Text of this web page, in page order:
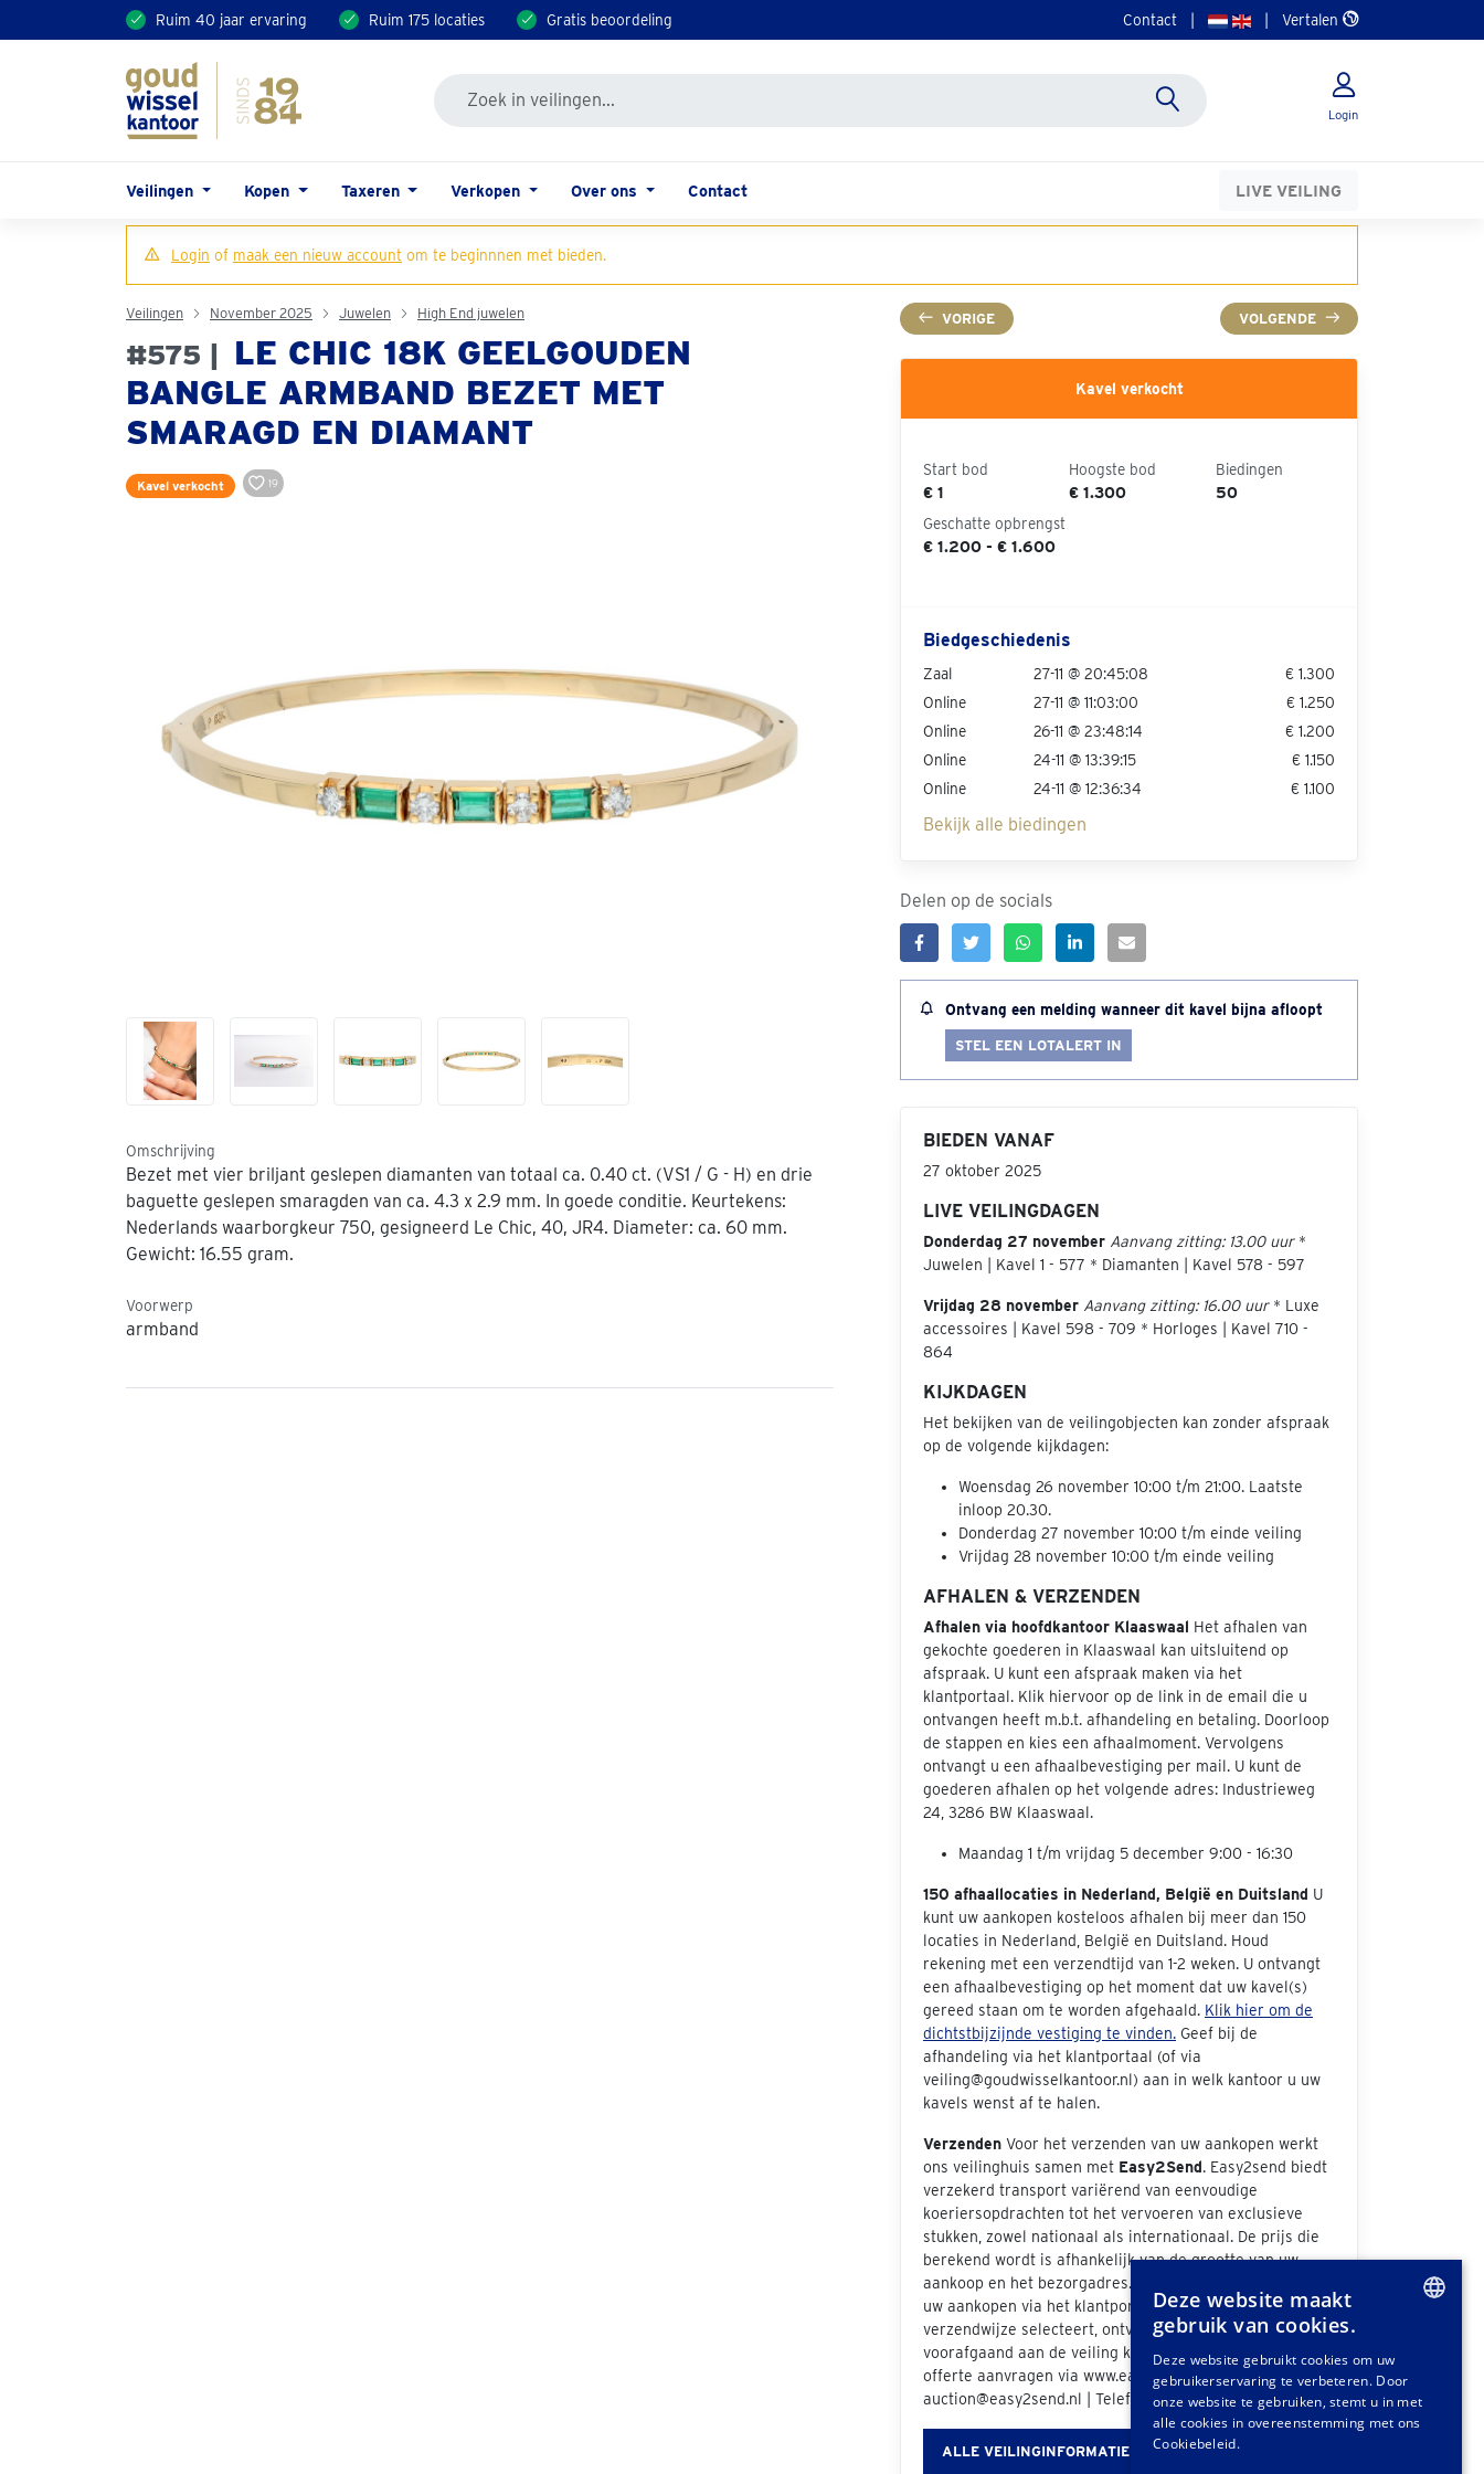
Ruim 40 jaar ervaring Ruim 175 locaties Gratis beoordeling Contact Vertalen
Login
Veilingen Kopen Taxeren Verkopen Over ons Contact LIVE VEILING
Login of maak een nieuw account om te beginnnen met bieden.
VORIGE VOLGENDE
Veilingen November 2025 Juwelen High End juwelen
#575 |
LE CHIC 18K GEELGOUDEN
BANGLE ARMBAND BEZET MET
SMARAGD EN DIAMANT
Kavel verkocht 19
Omschrijving
Bezet met vier briljant geslepen diamanten van totaal ca. 0.40 ct. (VS1 / G - H) en drie
baguette geslepen smaragden van ca. 4.3 x 2.9 mm. In goede conditie. Keurtekens:
Nederlands waarborgkeur 750, gesigneerd Le Chic, 40, JR4. Diameter: ca. 60 mm.
Gewicht: 16.55 gram.
Voorwerp
armband
Kavel verkocht
Start bod
€ 1
Hoogste bod
€ 1.300
Biedingen
50
Geschatte opbrengst
€ 1.200 - € 1.600
Biedgeschiedenis
Zaal 27-11 @ 20:45:08
€ 1.300
Online
27-11 @ 11:03:00
€ 1.250
Online
26-11 @ 23:48:14
€ 1.200
Online
24-11 @ 13:39:15
€ 1.150
Online
24-11 @ 12:36:34 € 1.100
Bekijk alle biedingen
Delen op de socials
Ontvang een melding wanneer dit kavel bijna afloopt
STEL EEN LOTALERT IN
BIEDEN VANAF
27 oktober 2025
LIVE VEILINGDAGEN
Donderdag 27 november Aanvang zitting: 13.00 uur*
Juwelen | Kavel 1 - 577 * Diamanten | Kavel 578 - 597
Vrijdag 28 november Aanvang zitting: 16.00 uur* Luxe
accessoires | Kavel 598 - 709 * Horloges | Kavel 710 -
864
KIJKDAGEN
Het bekijken van de veilingobjecten kan zonder afspraak
op de volgende kijkdagen:
Woensdag 26 november 10:00 t/m 21:00. Laatste
inloop 20.30.
Donderdag 27 november 10:00 t/m einde veiling
Vrijdag 28 november 10:00 t/m einde veiling
AFHALEN & VERZENDEN
Afhalen via hoofdkantoor Klaaswaal Het afhalen van
gekochte goederen in Klaaswaal kan uitsluitend op
afspraak. U kunt een afspraak maken via het
klantportaal. Klik hiervoor op de link in de email die u
ontvangen heeft m.b.t. afhandeling en betaling. Doorloop
de stappen en kies een afhaalmoment. Vervolgens
ontvangt u een afhaalbevestiging per mail. U kunt de
goederen afhalen op het volgende adres: Industrieweg
24, 3286 BW Klaaswaal.
Maandag 1 t/m vrijdag 5 december 9:00 - 16:30
150 afhaallocaties in Nederland, België en Duitsland U
kunt uw aankopen kosteloos afhalen bij meer dan 150
locaties in Nederland, België en Duitsland. Houd
rekening met een verzendtijd van 1-2 weken. U ontvangt
een afhaalbevestiging op het moment dat uw kavel(s)
gereed staan om te worden afgehaald. Klik hier om de
dichtstbijzijnde vestiging te vinden. Geef bij de
afhandeling via het klantportaal (of via
veiling@goudwisselkantoor.nl) aan in welk kantoor u uw
kavels wenst af te halen.
Verzenden Voor het verzenden van uw aankopen werkt
ons veilinghuis samen met Easy2Send. Easy2send biedt
verzekerd transport variërend van eenvoudige
koeriersopdrachten tot het vervoeren van exclusieve
stukken, zowel nationaal als internationaal. De prijs die
berekend wordt is afhankelijk van de grootte van uw
aankoop en het bezorgadres. Als u bij de afhandeling van
uw aankopen via het klantportaal "Easy2Send" als
verzendwijze selecteert, ontvangt u een offerte. Ook
voorafgaand aan de veiling kunt u vrijblijvend een
offerte aanvragen via www.easy2send.nl/veilingen |
auction@easy2send.nl | Telefoon: (+31) 88 330 0999.
ALLE VEILINGINFORMATIE
GERMAN
FRENCH
Deze website maakt
gebruik van cookies.
Deze website gebruikt cookies om uw
gebruikerservaring te verbeteren. Door
onze website te gebruiken, stemt u in met
alle cookies in overeenstemming met ons
Cookiebeleid.